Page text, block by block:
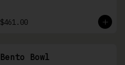
$461.00
Bento Bowl